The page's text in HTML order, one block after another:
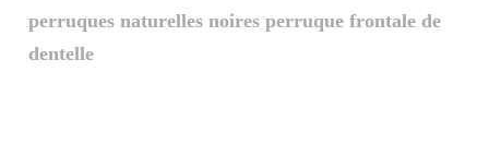
perruques naturelles noires perruque frontale de
dentelle